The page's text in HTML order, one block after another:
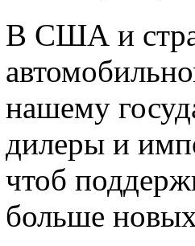
В США и
нашему
дилеры и
чтоб
больше